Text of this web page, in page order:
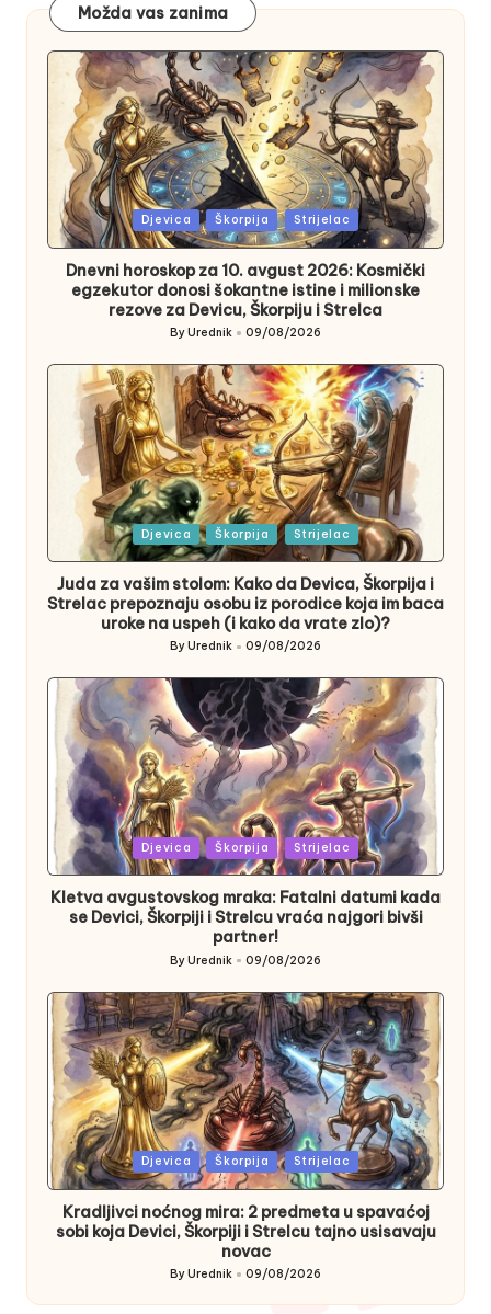
Možda vas zanima
Posted
in
Djevica Škorpija Strijelac
Dnevni horoskop za 10. avgust 2026: Kosmički
egzekutor donosi šokantne istine i milionske
rezove za Devicu, Škorpiju i Strelca
Posted
ByUrednik 09/08/2026
Posted
Djevica Škorpija Strijelac
Juda za vašim stolom: Kako da Devica, Škorpija i
Strelac prepoznaju osobu iz porodice koja im baca
uroke na uspeh (i kako da vrate zlo)?
Posted
by
ByUrednik 09/08/2026
Posted
in
Djevica Škorpija Strijelac
Kletva avgustovskog mraka: Fatalni datumi kada
se Devici, Škorpiji i Strelcu vraća najgori bivši
partner!
Posted
ByUrednik 09/08/2026
Posted
in
Djevica Škorpija Strijelac
Kradljivci noćnog mira: 2 predmeta u spavaćoj
sobi koja Devici, Škorpiji i Strelcu tajno usisavaju
novac
Posted
by
ByUrednik 09/08/2026